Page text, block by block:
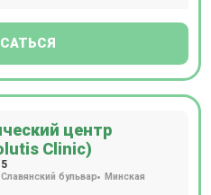
центр
Clinic)
Славянский бульвар Минская